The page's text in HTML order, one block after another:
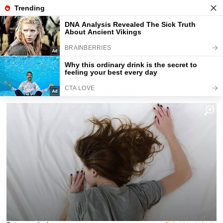
Fajntip.cz Bydlení
Klasické matrace končí: Nahradí je
novinka, která léčí klouby na
navozuje pocit beztíže